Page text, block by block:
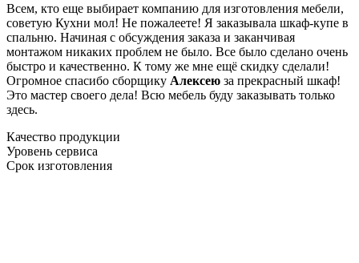
Всем, кто еще выбирает компанию для изготовления мебели,
советую Кухни мол! Не пожалеете! Я заказывала шкаф-купе в
спальню. Начиная с обсуждения заказа и заканчивая
монтажом никаких проблем не было. Все было сделано очень
быстро и качественно. К тому же мне ещё скидку сделали!
Огромное спасибо сборщику Алексею за прекрасный шкаф!
Это мастер своего дела! Всю мебель буду заказывать только
здесь.
Качество продукции
Уровень сервиса
Срок изготовления